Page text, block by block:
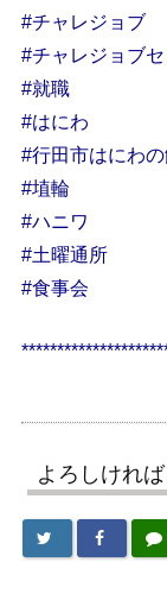
#チャレジョブ
#チャレジョブセ
#就職
#はにわ
#行田市はにわ
#埴輪
#ハニワ
#土曜通所
#食事会
よろしけれ